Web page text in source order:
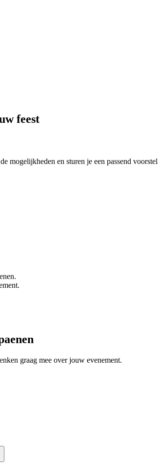
feest
mogelijkheden en sturen je een passend
graag mee over jouw evenement.